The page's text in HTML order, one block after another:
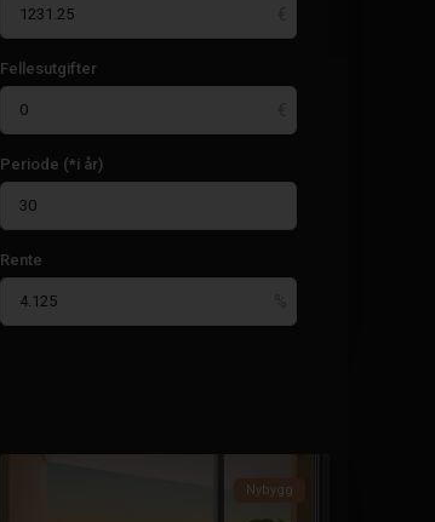
Fellesutgifter
Periode (*i år)
Rente
La
Manga
Del
Mar
Nybygg